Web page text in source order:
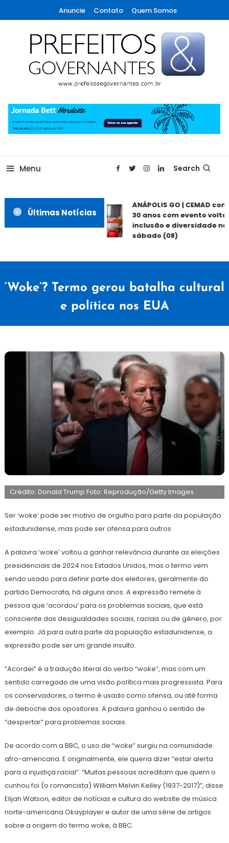
To
Content
Anuncie Contato Quem Somos
Prefeitos & Governantes
Menu Search
Últimas Notícias
ANÁPOLIS GO | CEMAD
30 anos com evento
inclusão e diversidade
sábado (08)
‘Woke’? Termo gerou batalha cultural
e política nos EUA
novembro
2024
Crédito: Donald Trump Foto: Reprodução/Getty Images
Ser ‘woke’ pode ser motivo de orgulho para parte da população
estadunidense, mas pode ser ofensa para outros
A palavra ‘woke’ voltou a ganhar relevância durante as eleições
presidenciais de 2024 nos Estados Unidos, mas o termo vem
sendo usado para definir parte dos eleitores, geralmente do
partido Democrata, há alguns anos. A expressão remete à
pessoa que ‘acordou’ para os problemas sociais, que está
consciente das desigualdades sociais, raciais ou de gênero, por
exemplo. Já para outra parte da população estadunidense, a
expressão pode ser um grande insulto.
“Acordei” é a tradução literal do verbo “woke”, mas com um
sentido carregado de uma visão política mais progressista. Para
os conservadores, o termo é usado como ofensa, ou até forma
de deboche dos opositores. A palavra ganhou o sentido de
“despertar” para problemas sociais.
De acordo com a BBC, o uso de “woke” surgiu na comunidade
afro-americana. E originalmente, ele queria dizer “estar alerta
para a injustiça racial”. “Muitas pessoas acreditam que quem o
cunhou foi (o romancista) William Melvin Kelley (1937-2017)”, disse
Elijah Watson, editor de notícias e cultura do website de música
norte-americana Okayplayer e autor de uma série de artigos
sobre a origem do termo woke, à BBC.